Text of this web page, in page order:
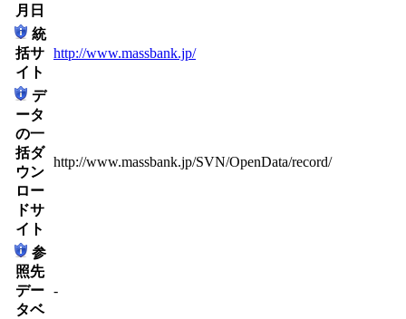
月日
統
括サ
イト
http://www.massbank.jp/
デ
ータ
の一
括ダ
ウン
ロー
ドサ
イト
http://www.massbank.jp/SVN/OpenData/record/
参
照先
デー
タベ
-